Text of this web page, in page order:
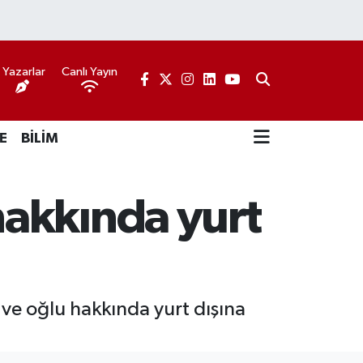
Yazarlar Canlı Yayın
BİLİM
yurt
oğlu hakkında yurt dışına